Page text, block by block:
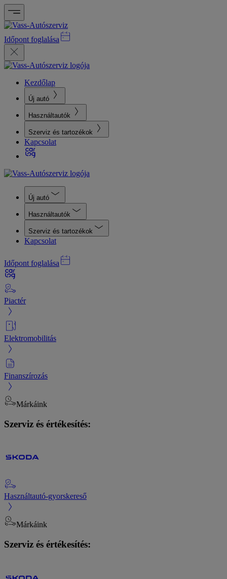
Időpont foglalása
Kezdőlap
Új autó
Használtautók
Szerviz és tartozékok
Kapcsolat
Új autó
Használtautók
Szerviz és tartozékok
Kapcsolat
Időpont foglalása
Piactér
Elektromobilitás
Finanszírozás
Márkáink
Szerviz és értékesítés:
Használtautó-gyorskereső
Márkáink
Szerviz és értékesítés: